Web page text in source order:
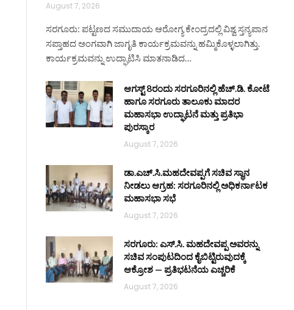
August 7, 2026
ಸರಗೂರು: ಪಟ್ಟಣದ ಸಮುದಾಯ ಆರೋಗ್ಯ ಕೇಂದ್ರದಲ್ಲಿ ವಿಶ್ವ ಸ್ತನ್ಯಪಾನ
ಸಪ್ತಾಹದ ಅಂಗವಾಗಿ ಜಾಗೃತಿ ಕಾರ್ಯಕ್ರಮವನ್ನು ಹಮ್ಮಿಕೊಳ್ಳಲಾಗಿತ್ತು.
ಕಾರ್ಯಕ್ರಮವನ್ನು ಉದ್ಘಾಟಿಸಿ ಮಾತನಾಡಿದ…
ಆಗಸ್ಟ್ 8ರಂದು ಸರಗೂರಿನಲ್ಲಿ ಹೆಚ್.ಡಿ. ಕೋಟೆ
ಹಾಗೂ ಸರಗೂರು ತಾಲೂಕು ಮಾದರ
ಮಹಾಸಭಾ ಉದ್ಘಾಟನೆ ಮತ್ತು ಪ್ರತಿಭಾ
ಪುರಸ್ಕಾರ
August 7, 2026
ಡಾ.ಎಚ್.ಸಿ.ಮಹದೇವಪ್ಪಗೆ ಸಚಿವ ಸ್ಥಾನ
ನೀಡಲು ಆಗ್ರಹ: ಸರಗೂರಿನಲ್ಲಿ ಅಧಿಕರ್ನಾಟಕ
ಮಹಾಸಭಾ ಸಭೆ
August 7, 2026
ಸರಗೂರು: ಎಸ್.ಸಿ. ಮಹದೇವಪ್ಪ ಅವರನ್ನು
ಸಚಿವ ಸಂಪುಟದಿಂದ ಕೈಬಿಟ್ಟಿರುವುದಕ್ಕೆ
ಆಕ್ರೋಶ — ಪ್ರತಿಭಟನೆಯ ಎಚ್ಚರಿಕೆ
August 7, 2026